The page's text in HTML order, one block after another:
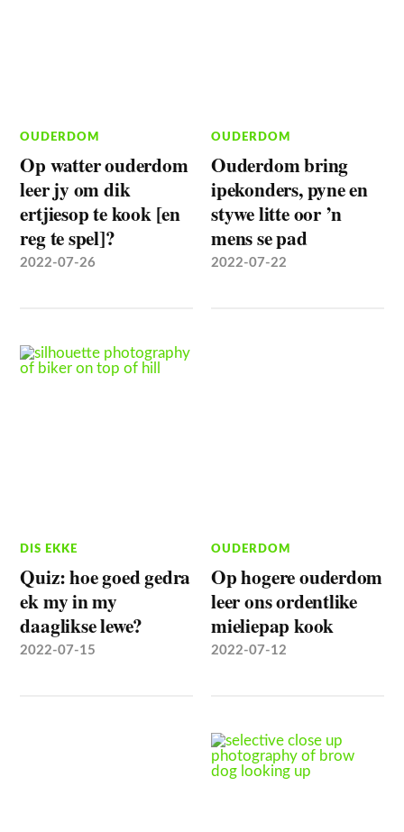
OUDERDOM
Op watter ouderdom
leer jy om dik
ertjiesop te kook [en
reg te spel]?
2022-07-26
OUDERDOM
Ouderdom bring
ipekonders, pyne en
stywe litte oor ’n
mens se pad
2022-07-22
DIS EKKE
Quiz: hoe goed gedra
ek my in my
daaglikse lewe?
2022-07-15
OUDERDOM
Op hogere ouderdom
leer ons ordentlike
mieliepap kook
2022-07-12